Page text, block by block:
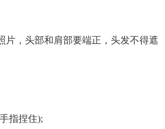
片，头部和肩部要端正，头发不得遮
指捏住);